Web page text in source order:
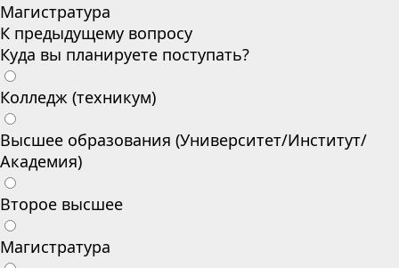
Магистратура
К предыдущему вопросу
Куда вы планируете поступать?
Колледж (техникум)
Высшее образования (Университет/Институт/
Академия)
Второе высшее
Магистратура